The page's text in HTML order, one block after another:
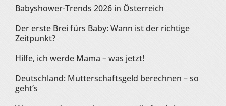
Babyshower-Trends 2026 in Österreich
Der erste Brei fürs Baby: Wann ist der richtige
Zeitpunkt?
Hilfe, ich werde Mama – was jetzt!
Deutschland: Mutterschaftsgeld berechnen – so
geht’s